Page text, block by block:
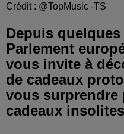
Crédit : @TopMusic -TS
Depuis
Parlement
vous invite à
de cadeaux
vous surprendre
cadeaux